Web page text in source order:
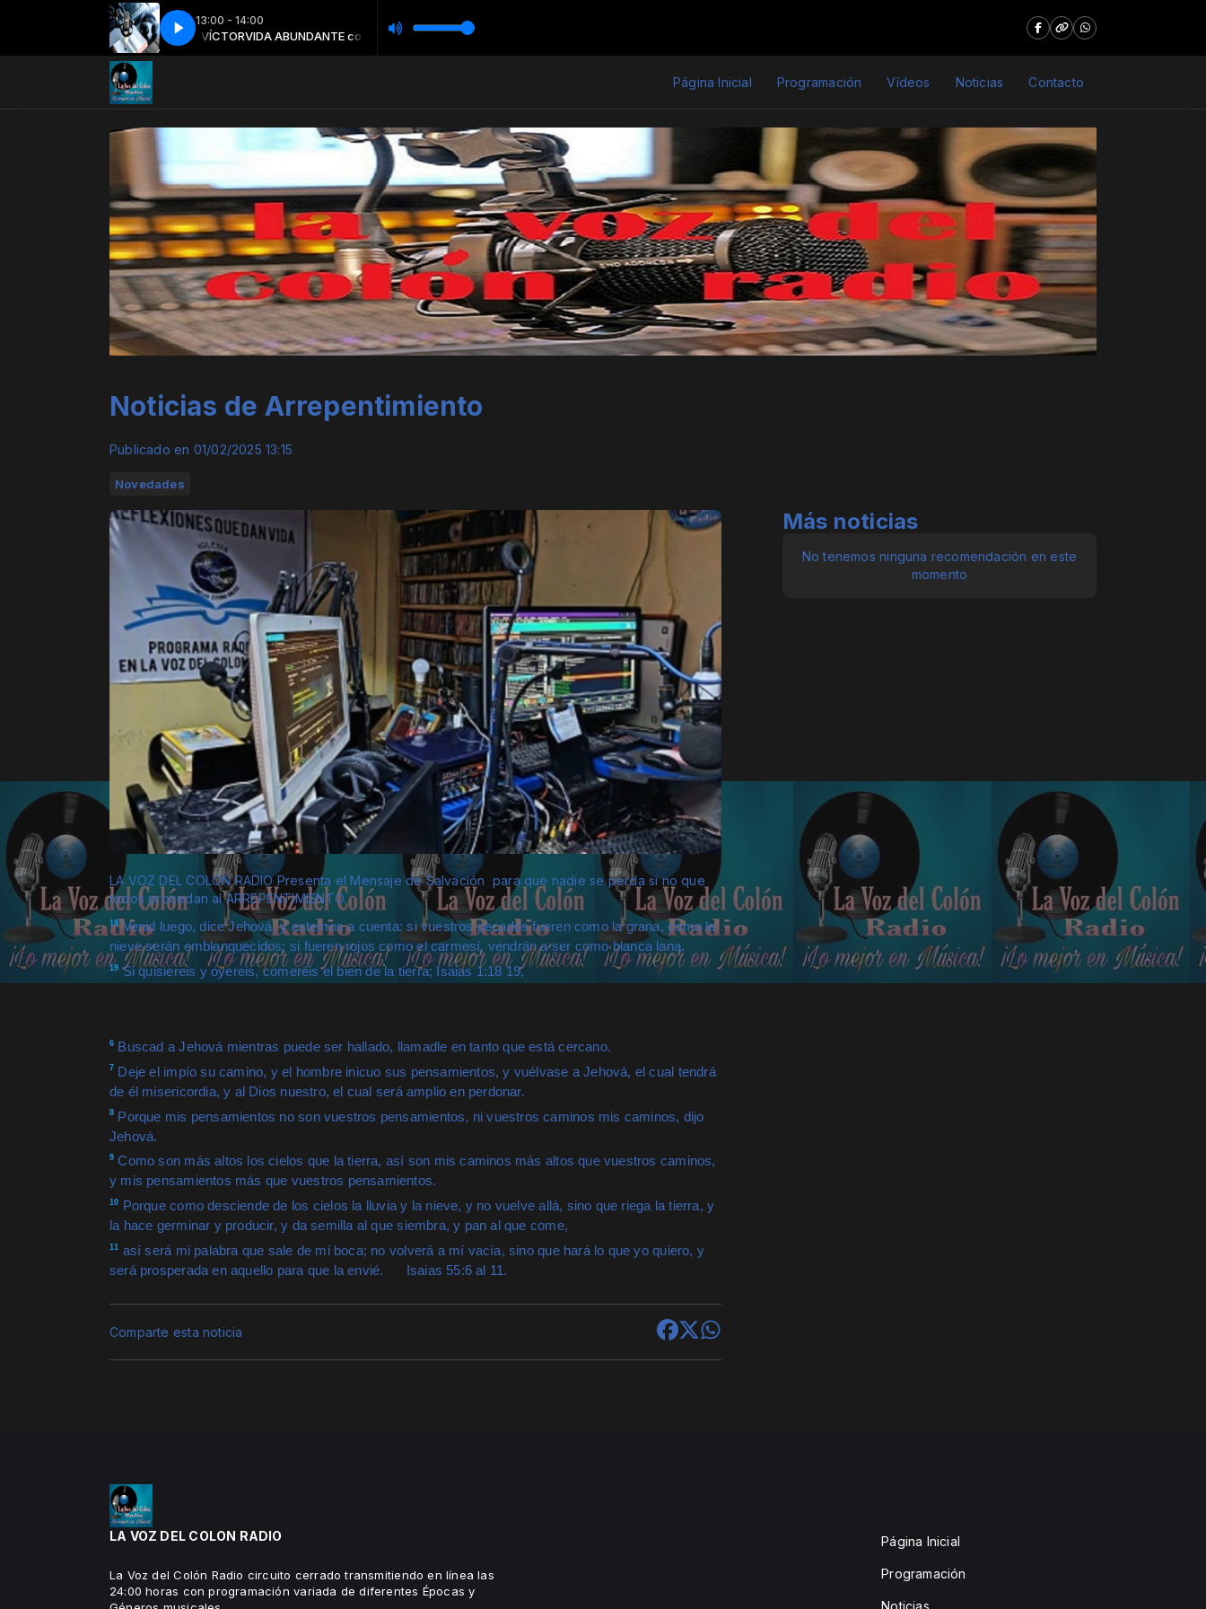
13:00 - 14:00
VIDA ABUNDANTE con VÍCTORVIDA ABUNDANTE con VÍCTOR
Sinai - La Vida Sin Cristo - 09 Se񡬥s En La LunaDuo Sinai - La Vida Sin Cristo - 09 Se񡬥s En La Luna
INOLVIDABLES MOMENTOS con VÍCTORINOLVIDABLES MOMENTOS con VÍCTOR
Página Inicial Programación Vídeos Noticias Contacto
Noticias de Arrepentimiento
Publicado en 01/02/2025 13:15
Novedades
LA VOZ DEL COLON RADIO Presenta el Mensaje de Salvación para que nadie se perda si no que
todos procedan al ARREPENTIMIENTO.
18Venid luego, dice Jehová, y estemos a cuenta: si vuestros pecados fueren como la grana, como la
nieve serán emblanquecidos; si fueren rojos como el carmesí, vendrán a ser como blanca lana.
19 Si quisiereis y oyereis, comeréis el bien de la tierra; Isaias 1:18 19,
6 Buscad a Jehová mientras puede ser hallado, llamadle en tanto que está cercano.
7 Deje el impío su camino, y el hombre inicuo sus pensamientos, y vuélvase a Jehová, el cual tendrá
de él misericordia, y al Dios nuestro, el cual será amplio en perdonar.
8 Porque mis pensamientos no son vuestros pensamientos, ni vuestros caminos mis caminos, dijo
Jehová.
9 Como son más altos los cielos que la tierra, así son mis caminos más altos que vuestros caminos,
y mis pensamientos más que vuestros pensamientos.
10
Porque como desciende de los cielos la lluvia y la nieve, y no vuelve allá, sino que riega la tierra, y
la hace germinar y producir, y da semilla al que siembra, y pan al que come,
11
así será mi palabra que sale de mi boca; no volverá a mí vacía, sino que hará lo que yo quiero, y
será prosperada en aquello para que la envié. Isaias 55:6 al 11.
Comparte esta noticia
Más noticias
No tenemos ninguna recomendación en este
momento
LA VOZ DEL COLON RADIO
La Voz del Colón Radio circuito cerrado transmitiendo en línea las
24:00 horas con programación variada de diferentes Épocas y
Página Inicial
Programación
Noticias